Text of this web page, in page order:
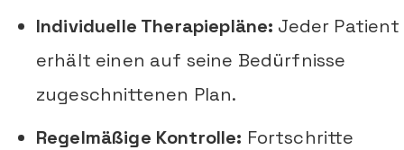
Individuelle Therapiepläne: Jeder Patient
erhält einen auf seine Bedürfnisse
zugeschnittenen Plan.
Regelmäßige Kontrolle: Fortschritte